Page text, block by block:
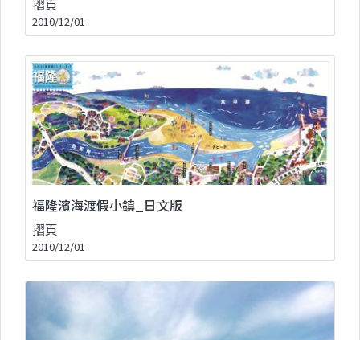
2010/12/01
福隆濱海渡假小鎮_日文版
摺頁
2010/12/01